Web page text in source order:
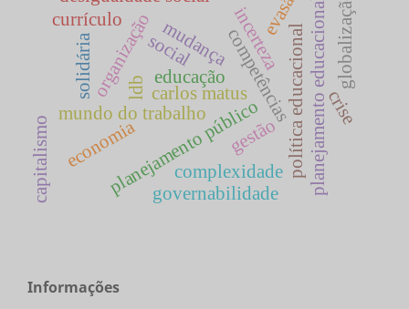
competências
educação
mundo do trabalho
política educacionalplanejamento educacional
planejamento público
carlos matus
gestão
complexidade
incerteza
crise
mudança
organização globalização
economia
capitalismo
social
solidária
governabilidade
ldb
currículo
Informações